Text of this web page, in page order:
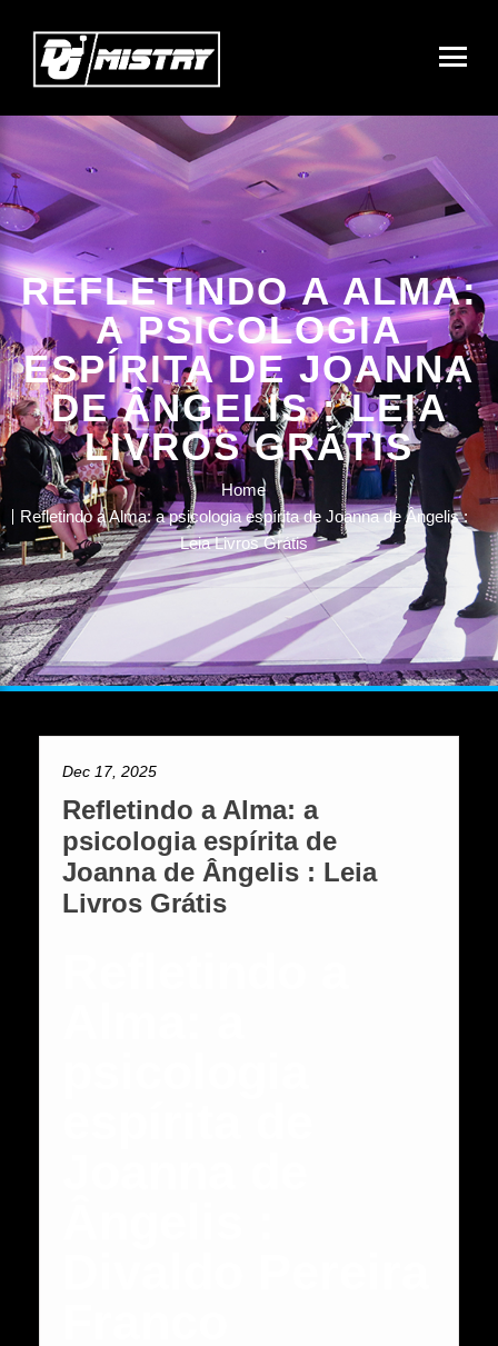
REFLETINDO A ALMA:
A PSICOLOGIA
ESPÍRITA DE JOANNA
DE ÂNGELIS : LEIA
LIVROS GRÁTIS
Home
Refletindo a Alma: a psicologia espírita de Joanna de Ângelis :
Leia Livros Grátis
Dec 17, 2025
Refletindo a Alma: a
psicologia espírita de
Joanna de Ângelis : Leia
Livros Grátis